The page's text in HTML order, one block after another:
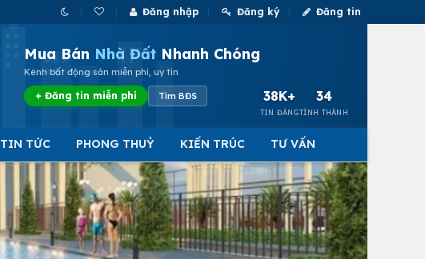
Đăng nhập Đăng ký Đăng tin
Mua Bán Nhà Đất Nhanh Chóng
Kênh bất động sản miễn phí, uy tín
+ Đăng tin miễn phí Tìm BĐS 38K+
TIN ĐĂNG
34
TỈNH THÀNH
TIN TỨC PHONG THUỶ KIẾN TRÚC TƯ VẤN